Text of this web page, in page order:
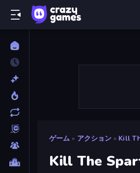
ゲーム » アクション » Kill
Kill The